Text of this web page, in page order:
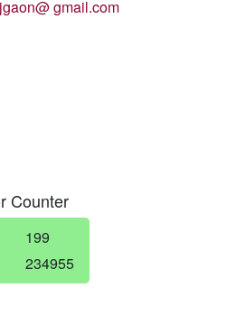
gmail.com
Counter
199
234955